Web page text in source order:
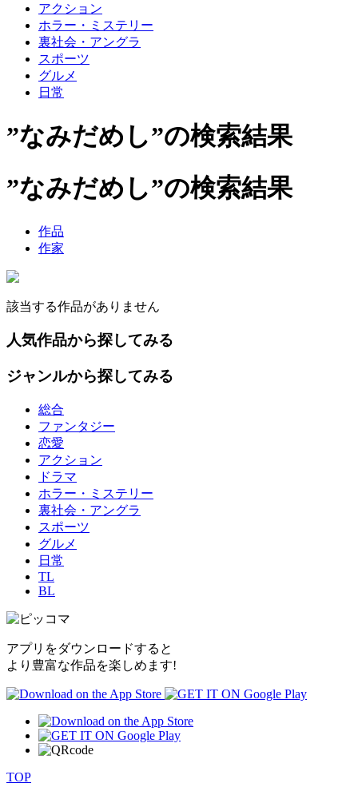
アクション
ホラー・ミステリー
裏社会・アングラ
スポーツ
グルメ
日常
”なみだめし”の検索結果
”なみだめし”の検索結果
作品
作家
該当する作品がありません
人気作品から探してみる
ジャンルから探してみる
総合
ファンタジー
恋愛
アクション
ドラマ
ホラー・ミステリー
裏社会・アングラ
スポーツ
グルメ
日常
TL
BL
アプリをダウンロードすると
より豊富な作品を楽しめます!
TOP